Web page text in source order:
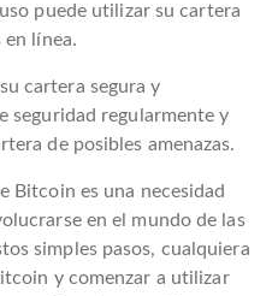
puede utilizar su cartera
en línea.
cartera segura y
seguridad regularmente y
de posibles amenazas.
Bitcoin es una necesidad
en el mundo de las
simples pasos, cualquiera
y comenzar a utilizar